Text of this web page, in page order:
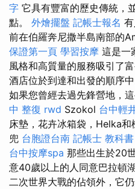
字 它具有豐富的歷史傳統，
點。 外燴擺盤 記帳士報名
前在伯羅奔尼撒半島南部的
保證第一頁 學習按摩 這是一
風格和高質量的服務吸引了
酒店位於到達和出發的順序中
如果您曾經去過先鋒營地，
中 整復 rwd Szokol 台中輕
床墊，花卉冰箱袋，Helka
兜 台胞證台南 記帳士 教科書
台中按摩spa 那些出生於20
意40歲以上的人同意巴拉頓
二次世界大戰的佔領外，它